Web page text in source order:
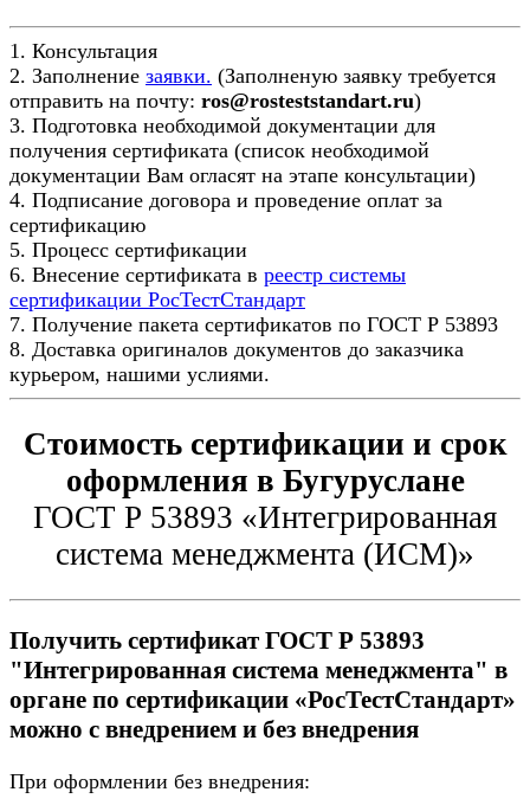
1. Консультация
2. Заполнение заявки. (Заполненую заявку требуется
отправить на почту: ros@rosteststandart.ru)
3. Подготовка необходимой документации для
получения сертификата (список необходимой
документации Вам огласят на этапе консультации)
4. Подписание договора и проведение оплат за
сертификацию
5. Процесс сертификации
6. Внесение сертификата в реестр системы
сертификации РосТестСтандарт
7. Получение пакета сертификатов по ГОСТ Р 53893
8. Доставка оригиналов документов до заказчика
курьером, нашими услиями.
Стоимость сертификации и срок
оформления в Бугуруслане
ГОСТ Р 53893 «Интегрированная
система менеджмента (ИСМ)»
Получить сертификат ГОСТ Р 53893
"Интегрированная система менеджмента" в
органе по сертификации «РосТестСтандарт»
можно с внедрением и без внедрения
При оформлении без внедрения: